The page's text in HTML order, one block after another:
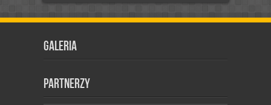
Galeria
Partnerzy